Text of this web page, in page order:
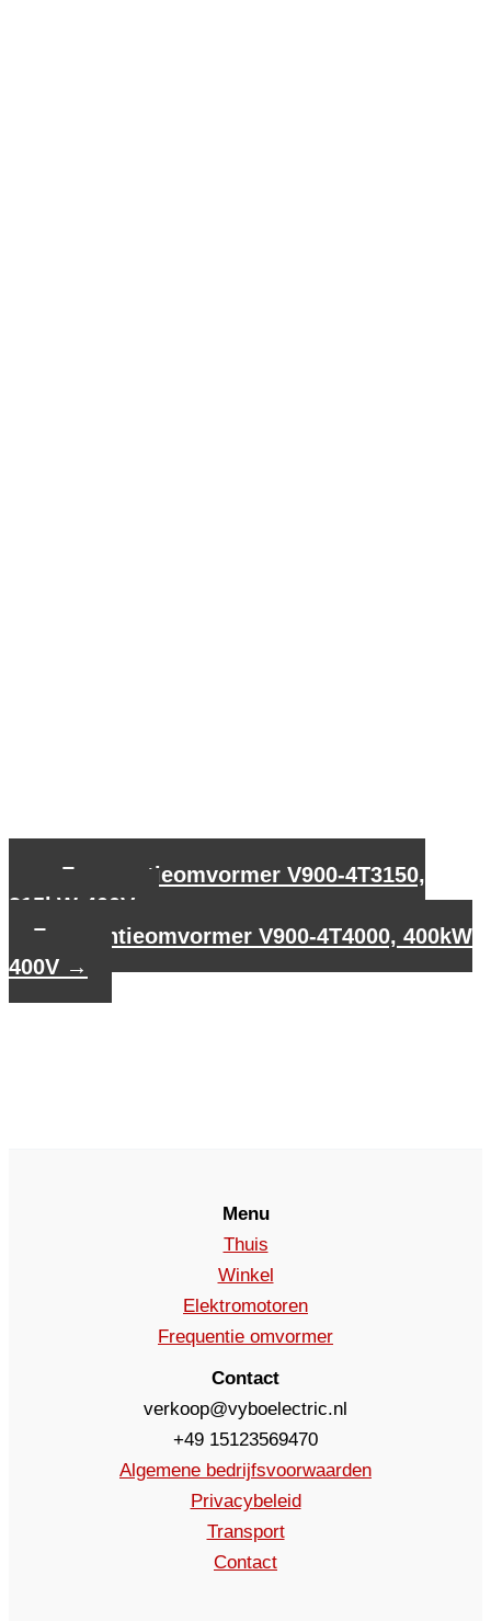
Frequentieomvormer V900-4T3150,
315kW 400V
Frequentieomvormer V900-4T4000, 400kW
400V →
Menu
Thuis
Winkel
Elektromotoren
Frequentie omvormer
Contact
verkoop@vyboelectric.nl
+49 15123569470
Algemene bedrijfsvoorwaarden
Privacybeleid
Transport
Contact